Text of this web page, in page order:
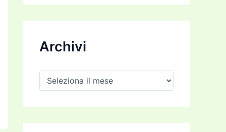
Archivi
h
v